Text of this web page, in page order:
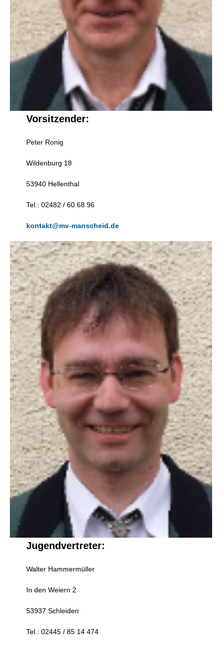
Vorsitzender:
Peter Ronig
Wildenburg 18
53940 Hellenthal
Tel.: 02482 / 60 68 96
kontakt@mv-manscheid.de
Jugendvertreter:
Walter Hammermüller
In den Weiern 2
53937 Schleiden
Tel.: 02445 / 85 14 474